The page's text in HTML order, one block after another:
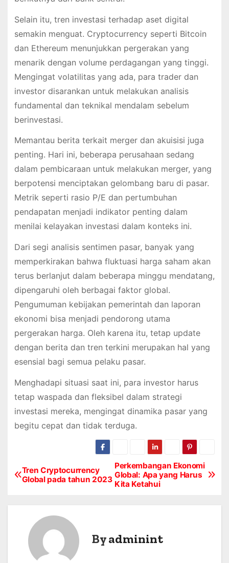
Selain itu, tren investasi terhadap aset digital
semakin menguat. Cryptocurrency seperti Bitcoin
dan Ethereum menunjukkan pergerakan yang
menarik dengan volume perdagangan yang tinggi.
Mengingat volatilitas yang ada, para trader dan
investor disarankan untuk melakukan analisis
fundamental dan teknikal mendalam sebelum
berinvestasi.
Memantau berita terkait merger dan akuisisi juga
penting. Hari ini, beberapa perusahaan sedang
dalam pembicaraan untuk melakukan merger, yang
berpotensi menciptakan gelombang baru di pasar.
Metrik seperti rasio P/E dan pertumbuhan
pendapatan menjadi indikator penting dalam
menilai kelayakan investasi dalam konteks ini.
Dari segi analisis sentimen pasar, banyak yang
memperkirakan bahwa fluktuasi harga saham akan
terus berlanjut dalam beberapa minggu mendatang,
dipengaruhi oleh berbagai faktor global.
Pengumuman kebijakan pemerintah dan laporan
ekonomi bisa menjadi pendorong utama
pergerakan harga. Oleh karena itu, tetap update
dengan berita dan tren terkini merupakan hal yang
esensial bagi semua pelaku pasar.
Menghadapi situasi saat ini, para investor harus
tetap waspada dan fleksibel dalam strategi
investasi mereka, mengingat dinamika pasar yang
begitu cepat dan tidak terduga.
P
Perkembangan Ekonomi
Global: Apa yang Harus
Kita Ketahui
Tren Cryptocurrency
Global pada tahun 2023
Byadminint